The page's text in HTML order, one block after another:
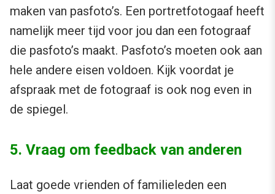
maken van pasfoto’s. Een portretfotogaaf heeft
namelijk meer tijd voor jou dan een fotograaf
die pasfoto’s maakt. Pasfoto’s moeten ook aan
hele andere eisen voldoen. Kijk voordat je
afspraak met de fotograaf is ook nog even in
de spiegel.
5. Vraag om feedback van anderen
Laat goede vrienden of familieleden een